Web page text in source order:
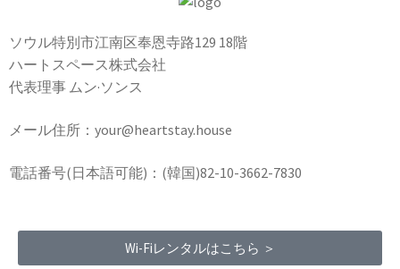
ソウル特別市江南区奉恩寺路129 18階
ハートスペース株式会社
代表理事 ムン·ソンス
メール住所：your@heartstay.house
電話番号(日本語可能)：(韓国)82-10-3662-7830
Wi-Fiレンタルはこちら ＞